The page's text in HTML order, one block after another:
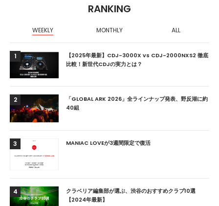
RANKING
WEEKLY MONTHLY ALL
1
【2025年最新】CDJ-3000X vs CDJ-2000NXS2 徹底
比較！新世代CDJの実力とは？
2
「GLOBAL ARK 2026」全ラインナップ発表、野反湖に約
40組
3 MANIAC LOVEが3週間限定で復活
4
クラベリア編集部が選ぶ、渋谷のおすすめクラブ10選
【2024年最新】